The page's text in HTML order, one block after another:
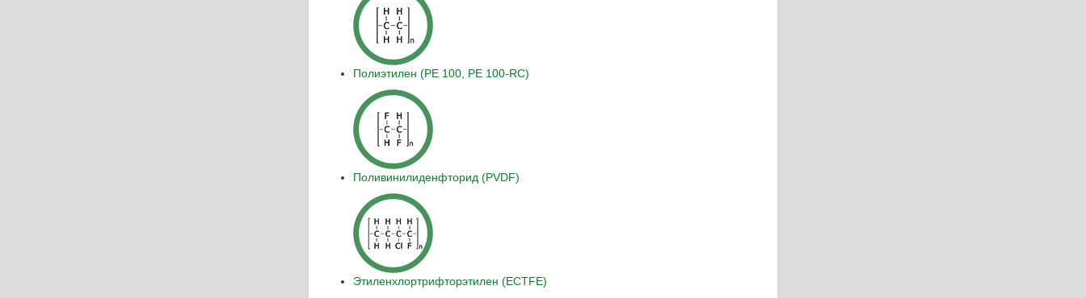
Полиэтилен (PE 100, PE 100-RC)
Поливинилиденфторид (PVDF)
Этиленхлортрифторэтилен (ECTFE)